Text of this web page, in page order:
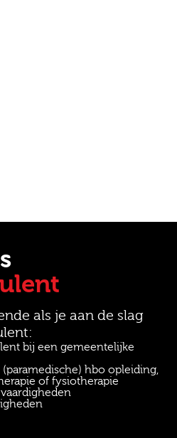
als je aan de slag
bij een gemeentelijke
hbo opleiding,
of fysiotherapie